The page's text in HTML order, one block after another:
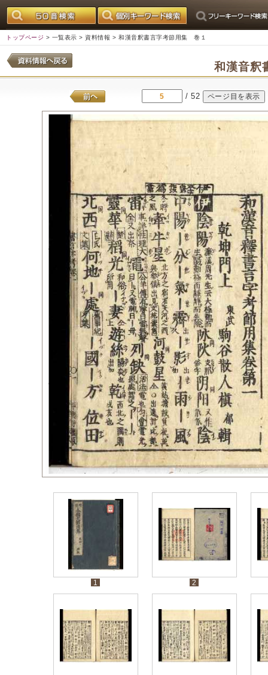
トップページ > 一覧表示 > 資料情報 > 和漢音釈書言字考節用集 巻１
和漢音釈
/ 52
1 2